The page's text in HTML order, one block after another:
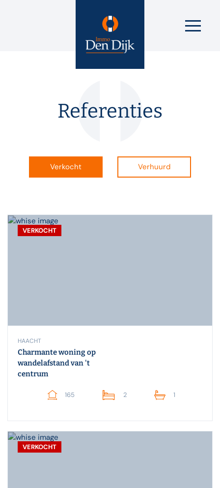
Referenties
Verkocht Verhuurd
VERKOCHT
HAACHT
Charmante woning op
wandelafstand van 't
centrum
165 2 1
VERKOCHT